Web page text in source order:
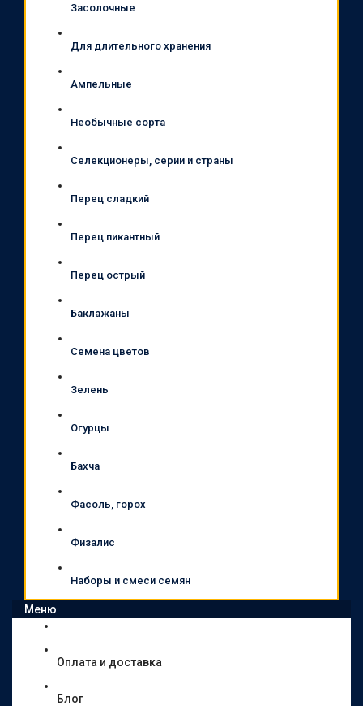
Засолочные
Для длительного хранения
Ампельные
Необычные сорта
Селекционеры, серии и страны
Перец сладкий
Перец пикантный
Перец острый
Баклажаны
Семена цветов
Зелень
Огурцы
Бахча
Фасоль, горох
Физалис
Наборы и смеси семян
Меню
Оплата и доставка
Блог